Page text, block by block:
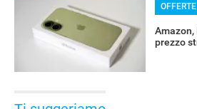
OFFERTE
Amazon,
prezzo